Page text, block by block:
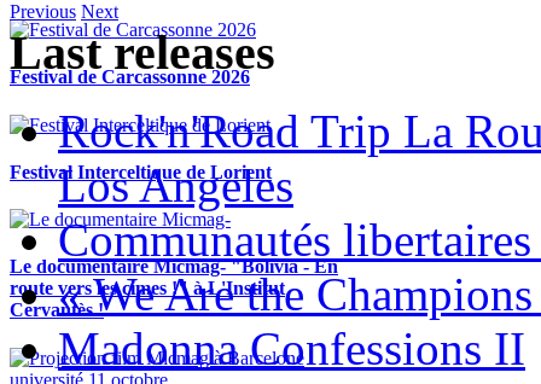
Festival de Carcassonne 2026
Festival Interceltique de Lorient
Le documentaire Micmag- "Bolivia - En
route vers les cimes !" à L'Institut
Cervantès !
Previous Next
Last releases
Rock'n'Road Trip La
Los Angeles
Communautés libertaires
« We Are the
Madonna Confessions II